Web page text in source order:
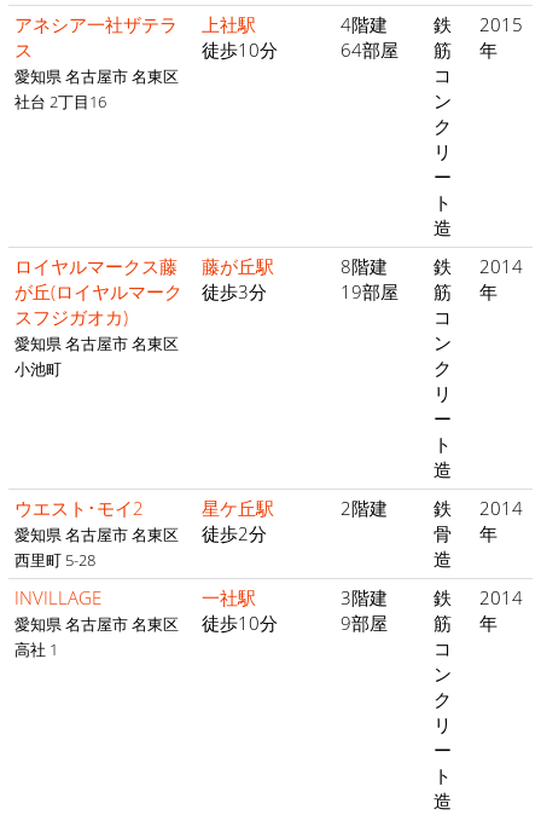
アネシア一社ザテラ
ス
愛知県 名古屋市 名東区
社台 2丁目16
上社駅
徒歩10分
4階建
64部屋
鉄
筋
コ
ン
ク
リ
ー
ト
造
2015
年
ロイヤルマークス藤
が丘(ロイヤルマーク
スフジガオカ)
愛知県 名古屋市 名東区
小池町
藤が丘駅
徒歩3分
8階建
19部屋
鉄
筋
コ
ン
ク
リ
ー
ト
造
2014
年
ウエスト･モイ2
愛知県 名古屋市 名東区
西里町 5-28
星ケ丘駅
徒歩2分
2階建
鉄
骨
造
2014
年
INVILLAGE
愛知県 名古屋市 名東区
高社 1
一社駅
徒歩10分
3階建
9部屋
鉄
筋
コ
ン
ク
リ
ー
ト
造
2014
年